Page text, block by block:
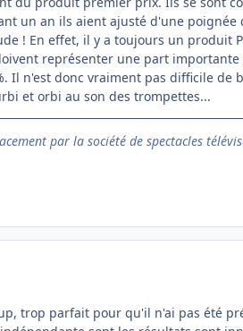
un an ils aient ajusté d'une
! En effet, il y a toujours un produit
représenter une part
Il n'est donc vraiment pas difficile
et orbi au son des trompettes...
par la société de spectacles
trop parfait pour qu'il n'ai pas été